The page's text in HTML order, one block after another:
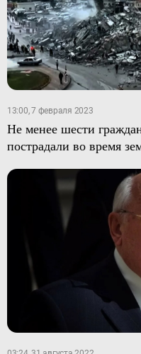
13:00, 7 февраля 2023
Не менее шести
пострадали во время